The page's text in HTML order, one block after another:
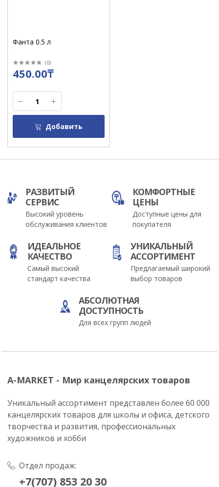
Фанта 0.5 л
(0)
450.00₸
Добавить
РАЗВИТЫЙ
СЕРВИС
Высокий уровень
обслуживания клиентов
КОМФОРТНЫЕ
ЦЕНЫ
Доступные цены для
покупателя
ИДЕАЛЬНОЕ
КАЧЕСТВО
Самый высокий
стандарт качества
УНИКАЛЬНЫЙ
АССОРТИМЕНТ
Предлагаемый широкий
выбор товаров
АБСОЛЮТНАЯ
ДОСТУПНОСТЬ
Для всех групп людей
A-MARKET - Мир канцелярских товаров
Уникальный ассортимент представлен более 60 000
канцелярских товаров для школы и офиса, детского
творчества и развития, профессиональных
художников и хобби
Отдел продаж:
+7(707) 853 20 30